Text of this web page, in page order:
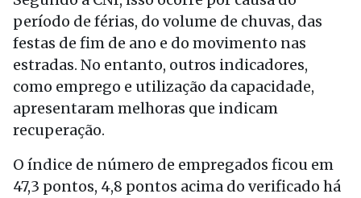
período de férias, do volume de chuvas, das
festas de fim de ano e do movimento nas
estradas. No entanto, outros indicadores,
como emprego e utilização da capacidade,
apresentaram melhoras que indicam
recuperação.
O índice de número de empregados ficou em
47,3 pontos, 4,8 pontos acima do verificado há